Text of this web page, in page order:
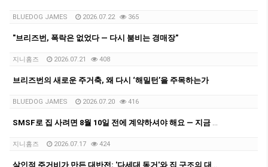
BLUEDOG JAMES 2026.07.22 365
"브리즈번, 폭락은 없었다 — 다시 붐비는 경매장"
지니홈즈 2026.07.21 408
브리즈번의 새로운 주거축, 왜 다시 ‘해밀턴’을 주목하는가
BLUEDOG JAMES 2026.07.20 416
SMSF로 집 사려면 8월 10일 전에 계약하셔야 해요 — 지금 브리즈번서 벌어지는 '막차 러시'
지니홈즈 2026.07.17 424